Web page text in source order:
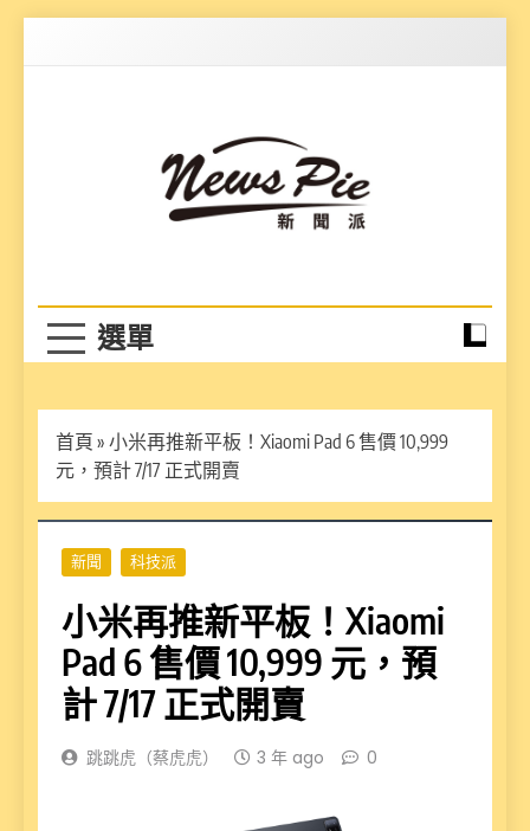
首頁 » 小米再推新平板！Xiaomi Pad 6 售價 10,999
元，預計 7/17 正式開賣
新聞 科技派
小米再推新平板！Xiaomi
Pad 6 售價 10,999 元，預
計 7/17 正式開賣
跳跳虎（蔡虎虎） 3 年 ago 0